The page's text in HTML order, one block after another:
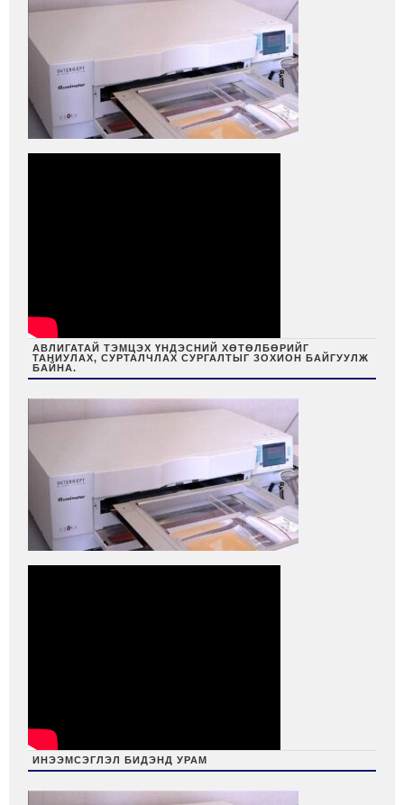
АВЛИГАТАЙ ТЭМЦЭХ ҮНДЭСНИЙ ХӨТӨЛБӨРИЙГ
ТАНИУЛАХ, СУРТАЛЧЛАХ СУРГАЛТЫГ ЗОХИОН БАЙГУУЛЖ
БАЙНА.
ИНЭЭМСЭГЛЭЛ БИДЭНД УРАМ